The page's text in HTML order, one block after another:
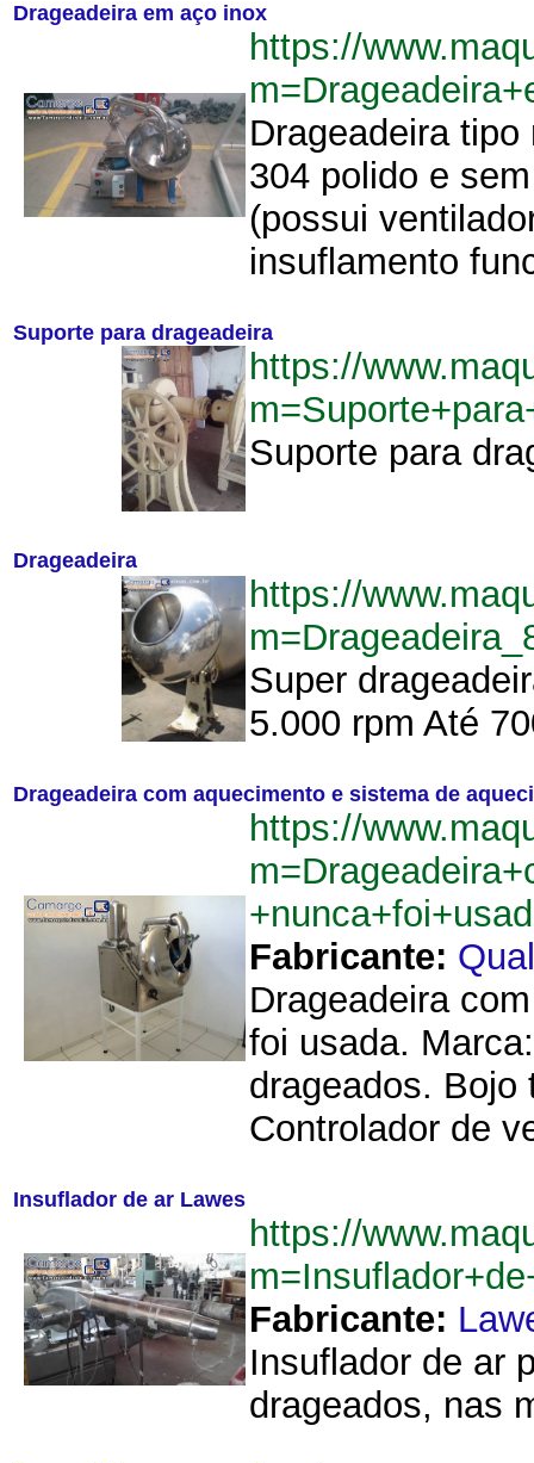
Drageadeira em aço inox
https://
Drageadeira
304 polido e
(possui
insuflamento
Suporte para drageadeira
https://
Suporte para
Drageadeira
https://
Super
5.000 rpm Até
Drageadeira com aquecimento e sistema de
https://
Fabricante:
Drageadeira
foi usada.
drageados. Bojo
Controlador de
Insuflador de ar Lawes
https://
Fabricante:
Insuflador de ar
drageados, nas